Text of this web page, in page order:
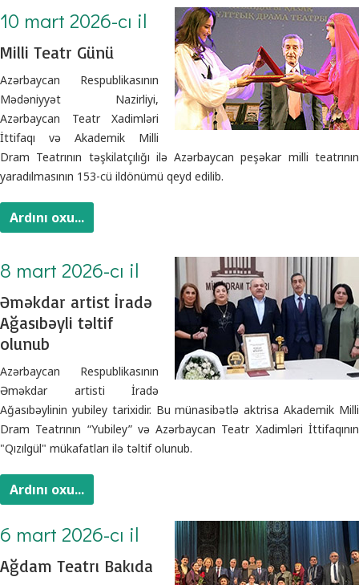
10 mart 2026-cı il
Milli Teatr Günü
Azərbaycan Respublikasının
Mədəniyyət Nazirliyi,
Azərbaycan Teatr Xadimləri
İttifaqı və Akademik Milli
Dram Teatrının təşkilatçılığı ilə Azərbaycan peşəkar milli teatrının
yaradılmasının 153-cü ildönümü qeyd edilib.
Ardını oxu...
8 mart 2026-cı il
Əməkdar artist İradə
Ağasıbəyli təltif
olunub
Azərbaycan Respublikasının
Əməkdar artisti İradə
Ağasıbəylinin yubiley tarixidir. Bu münasibətlə aktrisa Akademik Milli
Dram Teatrının “Yubiley” və Azərbaycan Teatr Xadimləri İttifaqının
"Qızılgül" mükafatları ilə təltif olunub.
Ardını oxu...
6 mart 2026-cı il
Ağdam Teatrı Bakıda